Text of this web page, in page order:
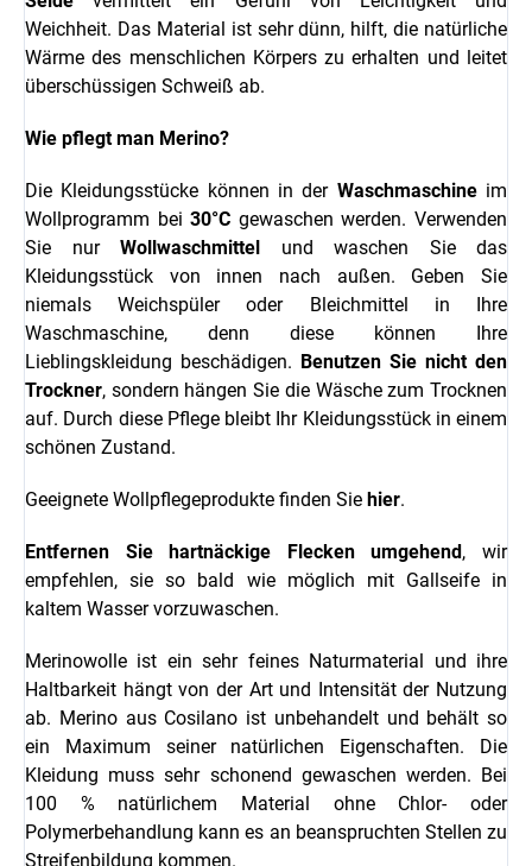
Weichheit. Das Material ist sehr dünn, hilft, die natürliche
Wärme des menschlichen Körpers zu erhalten und leitet
überschüssigen Schweiß ab.
Wie pflegt man Merino?
Die Kleidungsstücke können in der Waschmaschineim
Wollprogramm bei30°C gewaschen werden. Verwenden
Sie nur Wollwaschmittel und waschen Sie das
Kleidungsstück von innen nach außen. Geben Sie
niemals Weichspüler oder Bleichmittel in Ihre
Waschmaschine, denn diese können Ihre
Lieblingskleidung beschädigen. Benutzen Sie nicht den
Trockner, sondern hängen Sie die Wäsche zum Trocknen
auf. Durch diese Pflege bleibt Ihr Kleidungsstück in einem
schönen Zustand.
Geeignete Wollpflegeprodukte finden Sie hier.
Entfernen Sie hartnäckige Flecken umgehend, wir
empfehlen, sie so bald wie möglich mit Gallseife in
kaltem Wasser vorzuwaschen.
Merinowolle ist ein sehr feines Naturmaterial und ihre
Haltbarkeit hängt von der Art und Intensität der Nutzung
ab. Merino aus Cosilano ist unbehandelt und behält so
ein Maximum seiner natürlichen Eigenschaften. Die
Kleidung muss sehr schonend gewaschen werden. Bei
100 % natürlichem Material ohne Chlor- oder
Polymerbehandlung kann es an beanspruchten Stellen zu
Streifenbildung kommen.